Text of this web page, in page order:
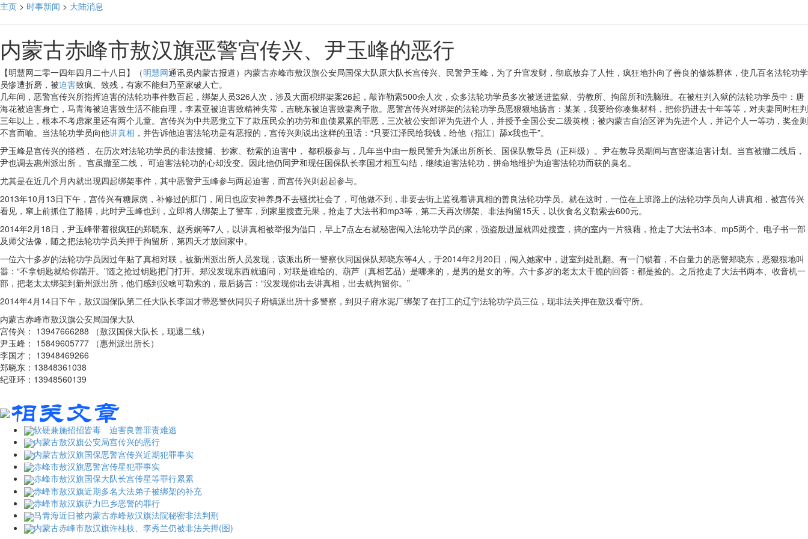
主页 > 时事新闻 > 大陆消息
内蒙古赤峰市敖汉旗恶警宫传兴、尹玉峰的恶行
【明慧网二零一四年四月二十八日】（明慧网通讯员内蒙古报道）内蒙古赤峰市敖汉旗公安局国保大队原大队长宫传兴、民警尹玉峰，为了升官发财，彻底放弃了人性，疯狂地扑向了善良的修炼群体，使几百名法轮功学
员惨遭折磨，被迫害致疯、致残，有家不能归乃至家破人亡。
几年间，恶警宫传兴所指挥迫害的法轮功事件数百起，绑架人员326人次，涉及大面积绑架案26起，敲诈勒索500余人次，众多法轮功学员多次被送进监狱、劳教所、拘留所和洗脑班。在被枉判入狱的法轮功学员中：唐
海花被迫害身亡，马青海被迫害致生活不能自理，李素亚被迫害致精神失常，吉晓东被迫害致妻离子散。恶警宫传兴对绑架的法轮功学员恶狠狠地扬言：某某，我要给你凑集材料，把你扔进去十年等等，对夫妻同时枉判
三年以上，根本不考虑家里还有两个儿童。宫传兴为中共恶党立下了欺压民众的功劳和血债累累的罪恶，三次被公安部评为先进个人，并授予全国公安二级英模；被内蒙古自治区评为先进个人，并记个人一等功，奖金则
不言而喻。当法轮功学员向他讲真相 ，并告诉他迫害法轮功是有恶报的，宫传兴则说出这样的丑话：“只要江泽民给我钱，给他（指江）舔x我也干”。
尹玉峰是宫传兴的搭档， 在历次对法轮功学员的非法搜捕、抄家、勒索的迫害中， 都积极参与，几年当中由一般民警升为派出所所长、国保队教导员（正科级）。尹在教导员期间与宫密谋迫害计划。当宫被撤二线后，
尹也调去惠州派出所 。宫虽撤至二线， 可迫害法轮功的心却没变。因此他仍同尹和现任国保队长李国才相互勾结，继续迫害法轮功，拼命地维护为迫害法轮功而获的臭名。
尤其是在近几个月內就出现四起绑架事件，其中恶警尹玉峰参与两起迫害，而宫传兴则起起参与。
2013年10月13日下午，宫传兴有糖尿病，补修过的肛门，周日也应安神养身不去骚扰社会了，可他做不到，非要去街上监视着讲真相的善良法轮功学员。就在这时，一位在上班路上的法轮功学员向人讲真相，被宫传兴
看见，窜上前抓住了胳膊，此时尹玉峰也到，立即将人绑架上了警车，到家里搜查无果，抢走了大法书和mp3等，第二天再次绑架、非法拘留15天，以伙食名义勒索去600元。
2014年2月18日，尹玉峰带着很疯狂的郑晓东、赵秀娴等7人，以讲真相被举报为借口，早上7点左右就秘密闯入法轮功学员的家，强盗般进屋就四处搜查，搞的室内一片狼藉，抢走了大法书3本、mp5两个、电子书一部
及师父法像，随之把法轮功学员关押于拘留所，第四天才放回家中。
一位六十多岁的法轮功学员因过年贴了真相对联，被新州派出所人员发现，该派出所一警察伙同国保队郑晓东等4人，于2014年2月20日，闯入她家中，进室到处乱翻。有一门锁着，不自量力的恶警郑晓东，恶狠狠地叫
嚣：“不拿钥匙就给你踹开。”随之抢过钥匙把门打开。郑没发现东西就追问，对联是谁给的、葫芦（真相艺品）是哪来的，是男的是女的等。六十多岁的老太太干脆的回答：都是捡的。之后抢走了大法书两本、收音机一
部，把老太太绑架到新州派出所，他们感到没啥可勒索的，最后扬言：“没发现你出去讲真相，出去就拘留你。”
2014年4月14日下午，敖汉国保队第二任大队长李国才带恶警伙同贝子府镇派出所十多警察，到贝子府水泥厂绑架了在打工的辽宁法轮功学员三位，现非法关押在敖汉看守所。
内蒙古赤峰市敖汉旗公安局国保大队
宫传兴： 13947666288 （敖汉国保大队长，现退二线）
尹玉峰： 15849605777 （惠州派出所长）
李国才； 13948469266
郑晓东：13848361038
纪亚环：13948560139
软硬兼施招招皆毒 迫害良善罪责难逃
内蒙古敖汉旗公安局宫传兴的恶行
内蒙古敖汉旗国保恶警宫传兴近期犯罪事实
赤峰市敖汉旗恶警宫传星犯罪事实
赤峰市敖汉旗国保大队长宫传星等罪行累累
赤峰市敖汉旗近期多名大法弟子被绑架的补充
赤峰市敖汉旗萨力巴乡恶警的罪行
马青海近日被内蒙古赤峰敖汉旗法院秘密非法判刑
内蒙古赤峰市敖汉旗许桂枝、李秀兰仍被非法关押(图)